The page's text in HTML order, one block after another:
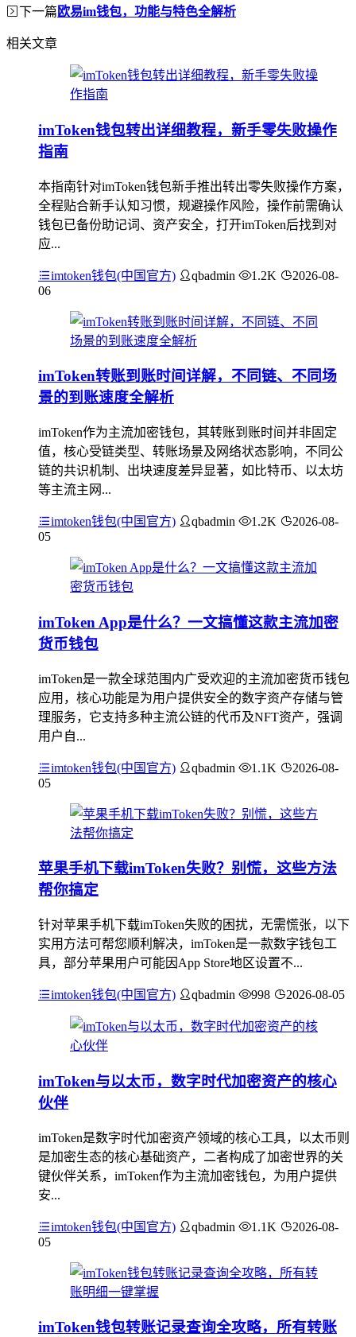
下一篇 欧易im钱包，功能与特色全解析
相关文章
imToken钱包转出详细教程，新手零失败操作
指南
本指南针对imToken钱包新手推出转出零失败操作方案，
全程贴合新手认知习惯，规避操作风险，操作前需确认
钱包已备份助记词、资产安全，打开imToken后找到对
应...
imtoken钱包(中国官方) qbadmin 1.2K
2026-08-
06
imToken转账到账时间详解，不同链、不同场
景的到账速度全解析
imToken作为主流加密钱包，其转账到账时间并非固定
值，核心受链类型、转账场景及网络状态影响，不同公
链的共识机制、出块速度差异显著，如比特币、以太坊
等主流主网...
imtoken钱包(中国官方) qbadmin 1.2K
2026-08-
05
imToken App是什么？一文搞懂这款主流加密
货币钱包
imToken是一款全球范围内广受欢迎的主流加密货币钱包
应用，核心功能是为用户提供安全的数字资产存储与管
理服务，它支持多种主流公链的代币及NFT资产，强调
用户自...
imtoken钱包(中国官方) qbadmin 1.1K
2026-08-
05
苹果手机下载imToken失败？别慌，这些方法
帮你搞定
针对苹果手机下载imToken失败的困扰，无需慌张，以下
实用方法可帮您顺利解决，imToken是一款数字钱包工
具，部分苹果用户可能因App Store地区设置不...
imtoken钱包(中国官方) qbadmin 998 2026-08-05
imToken与以太币，数字时代加密资产的核心
伙伴
imToken是数字时代加密资产领域的核心工具，以太币则
是加密生态的核心基础资产，二者构成了加密世界的关
键伙伴关系，imToken作为主流加密钱包，为用户提供
安...
imtoken钱包(中国官方) qbadmin 1.1K
2026-08-
05
imToken钱包转账记录查询全攻略，所有转账